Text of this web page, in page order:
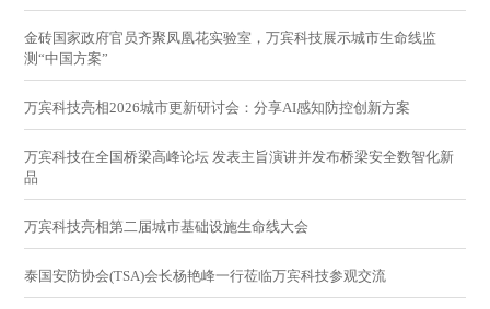
金砖国家政府官员齐聚凤凰花实验室，万宾科技展示城市生命线监
测“中国方案”
万宾科技亮相2026城市更新研讨会：分享AI感知防控创新方案
万宾科技在全国桥梁高峰论坛 发表主旨演讲并发布桥梁安全数智化新
品
万宾科技亮相第二届城市基础设施生命线大会
泰国安防协会(TSA)会长杨艳峰一行莅临万宾科技参观交流